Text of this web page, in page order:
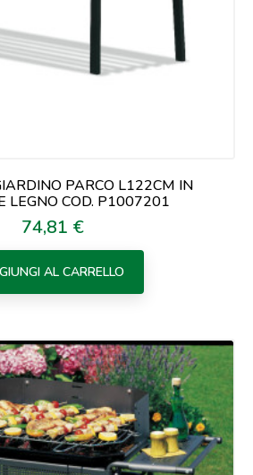
PARCO L122CM IN
LEGNO COD. P1007201
Prezzo
74,81 €
AL CARRELLO